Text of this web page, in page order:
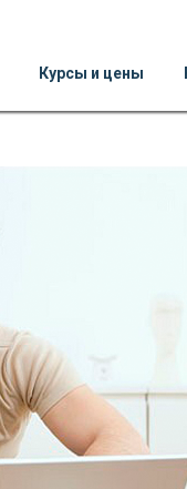
Курсы и цены